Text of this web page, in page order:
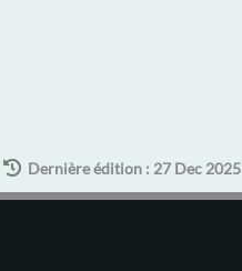
Dernière édition : 27 Dec 2025